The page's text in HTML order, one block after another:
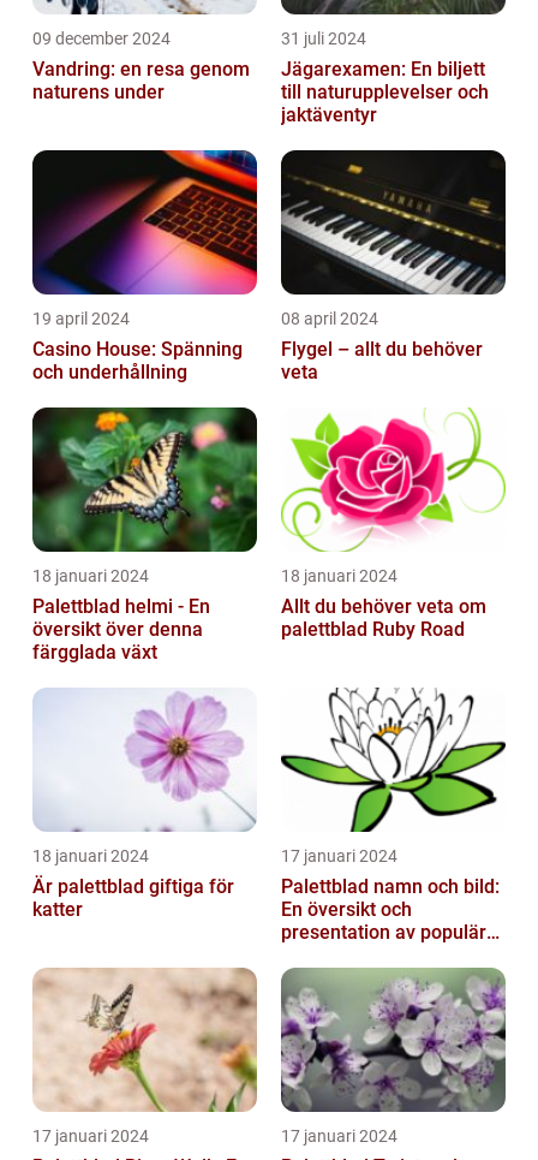
09 december 2024
Vandring: en resa genom
naturens under
31 juli 2024
Jägarexamen: En biljett
till naturupplevelser och
jaktäventyr
19 april 2024
Casino House: Spänning
och underhållning
08 april 2024
Flygel – allt du behöver
veta
18 januari 2024
Palettblad helmi - En
översikt över denna
färgglada växt
18 januari 2024
Allt du behöver veta om
palettblad Ruby Road
18 januari 2024
Är palettblad giftiga för
katter
17 januari 2024
Palettblad namn och bild:
En översikt och
presentation av populära
17 januari 2024 17 januari 2024